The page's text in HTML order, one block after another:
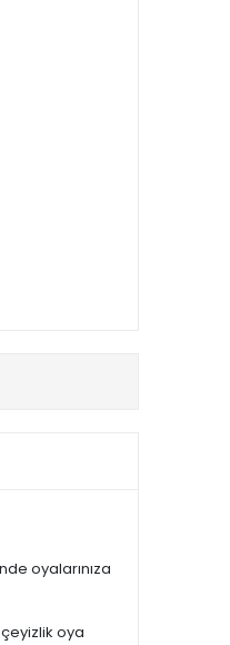
oyalarınıza
oya